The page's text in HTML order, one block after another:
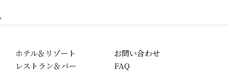
'
ホテル＆リゾート
レストラン＆バー
お問い合わせ
FAQ